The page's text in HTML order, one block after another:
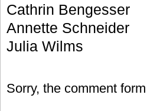
Cathrin Bengesser
Annette Schneider
Julia Wilms
Sorry, the comment